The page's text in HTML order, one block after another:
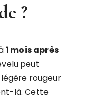
?
1 mois après
peut
rougeur
là. Cette